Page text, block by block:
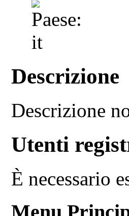
Descrizione
Descrizione
Utenti
È necessario